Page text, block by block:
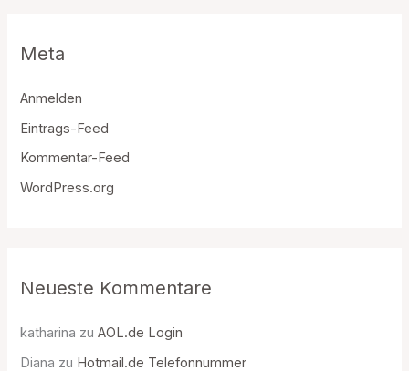
Meta
Anmelden
Eintrags-Feed
Kommentar-Feed
WordPress.org
Neueste Kommentare
katharina zuAOL.de Login
Diana zu Hotmail.de Telefonnummer